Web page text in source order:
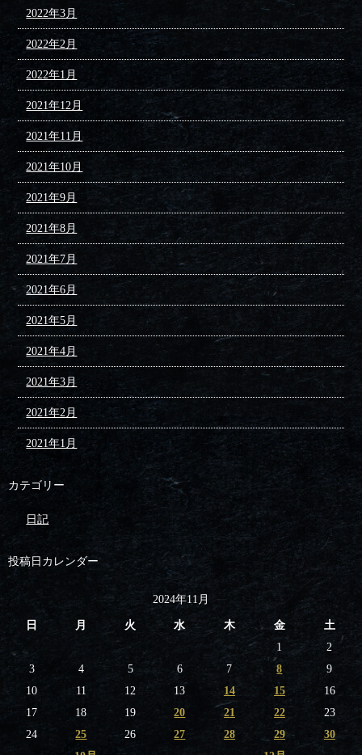
2022年3月
2022年2月
2022年1月
2021年12月
2021年11月
2021年10月
2021年9月
2021年8月
2021年7月
2021年6月
2021年5月
2021年4月
2021年3月
2021年2月
2021年1月
カテゴリー
日記
投稿日カレンダー
2024年11月
日 月 火 水 木 金 土
1
2
3
4 5 6 7 8
9
10
11 12 13 14 15
16
17
18 19 20 21 22
23
24
25 26 27 28 29 30